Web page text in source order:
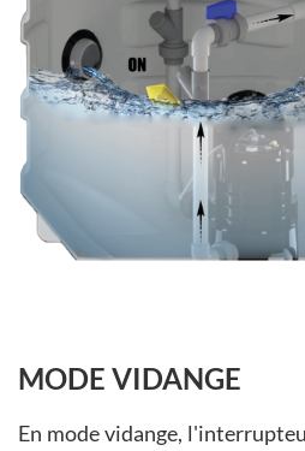
MODE VIDANGE
En mode vidange,